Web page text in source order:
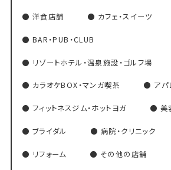
洋食店舗 カフェ・スイーツ
BAR・PUB・CLUB
リゾートホテル・温泉施設・ゴルフ場
カラオケBOX・マンガ喫茶 アパ
フィットネスジム・ホットヨガ 美
ブライダル 病院・クリニック
リフォーム その他の店舗